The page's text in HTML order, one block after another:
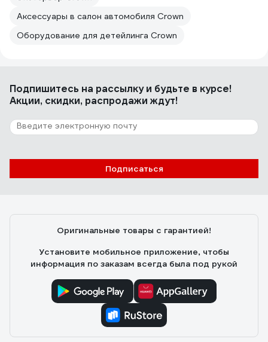
Аксессуары в салон автомобиля Crown
Оборудование для детейлинга Crown
Подпишитесь на рассылкуи будьте в курсе!
Акции, скидки, распродажи ждут!
Подписаться
Оригинальные товары с гарантией!
Установите мобильное приложение, чтобы
информация по заказам всегда была под рукой